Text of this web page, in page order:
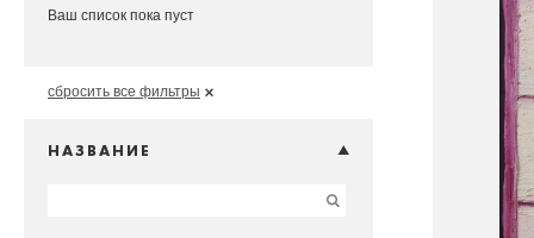
Ваш список пока пуст
сбросить все фильтры
НАЗВАНИЕ